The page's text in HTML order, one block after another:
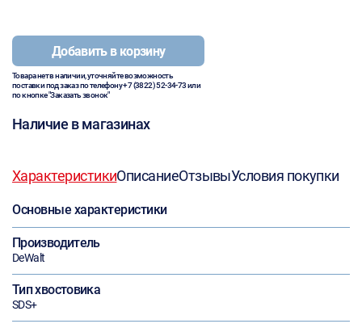
Добавить в корзину
Товара нет в наличии, уточняйте возможность
поставки под заказ по телефону+7 (3822) 52-34-73или
по кнопке "Заказать звонок"
Наличие в магазинах
ХарактеристикиОписаниеОтзывыУсловия покупки
Основные характеристики
Производитель
DeWalt
Тип хвостовика
SDS+